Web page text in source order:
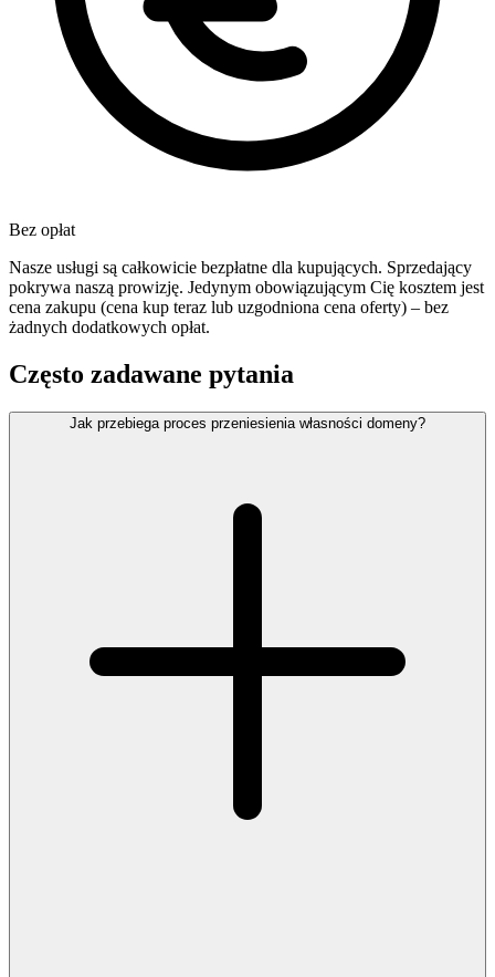
Bez opłat
Nasze usługi są całkowicie bezpłatne dla kupujących. Sprzedający
pokrywa naszą prowizję. Jedynym obowiązującym Cię kosztem jest
cena zakupu (cena kup teraz lub uzgodniona cena oferty) – bez
żadnych dodatkowych opłat.
Często zadawane pytania
Jak przebiega proces przeniesienia własności domeny?